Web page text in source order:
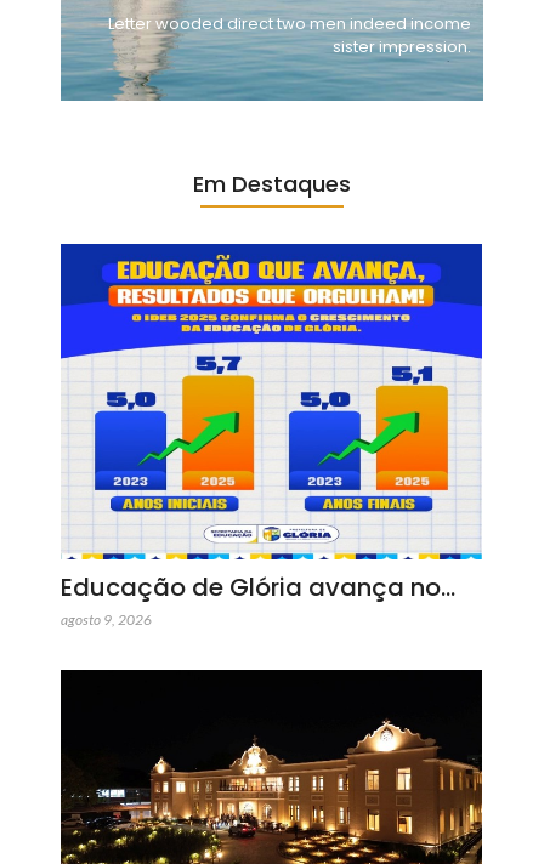
Letter wooded direct two men indeed income
sister impression.
Em Destaques
Educação de Glória avança no…
agosto 9, 2026